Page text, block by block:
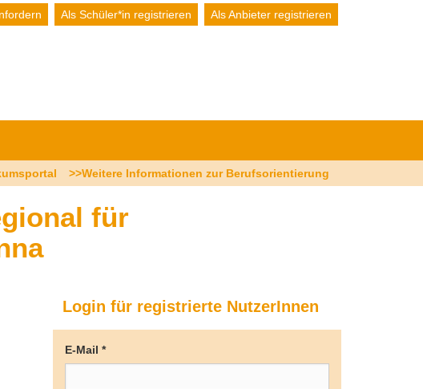
Als Schüler*in registrieren Als Anbieter registrieren
>>Weitere Informationen zur Berufsorientierung
für
Login für registrierte NutzerInnen
E-Mail *